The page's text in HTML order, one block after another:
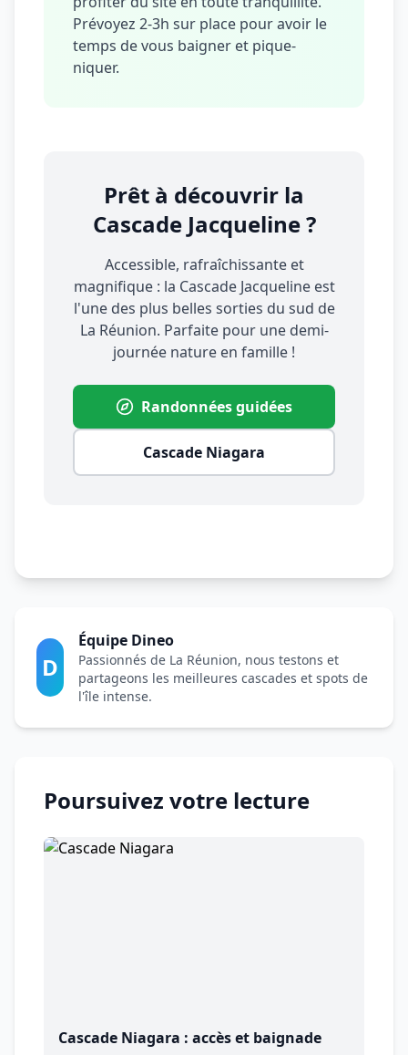
Prévoyez 2-3h sur place pour avoir le
temps de vous baigner et pique-
niquer.
Prêt à découvrir la
Cascade Jacqueline ?
Accessible, rafraîchissante et
magnifique : la Cascade Jacqueline est
l'une des plus belles sorties du sud de
La Réunion. Parfaite pour une demi-
journée nature en famille !
Randonnées guidées
Cascade Niagara
D
Équipe Dineo
Passionnés de La Réunion, nous testons et
partageons les meilleures cascades et spots de
l'île intense.
Poursuivez votre lecture
Cascade Niagara : accès et baignade